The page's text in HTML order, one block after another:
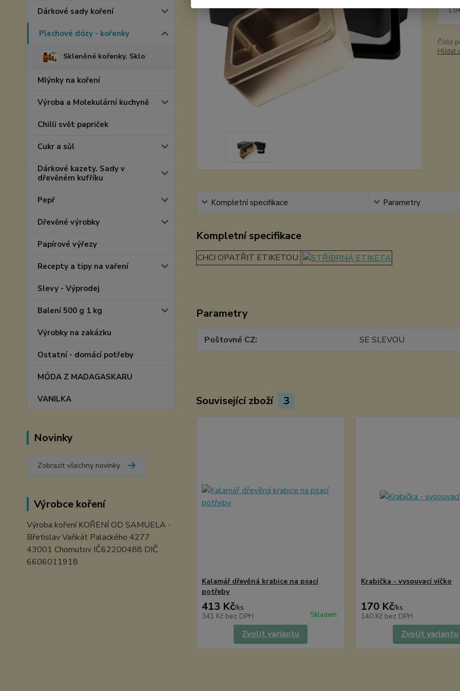
Dárkové sady koření
Plechové dózy - kořenky
Skleněné kořenky. Sklo
Mlýnky na koření
Výroba a Molekulární kuchyně
Chilli svět papriček
Cukr a sůl
Dárkové kazety. Sady v
dřevěném kufříku
Pepř
Dřevěné výrobky
Papírové výřezy
Recepty a tipy na vaření
Slevy - Výprodej
Balení 500 g 1 kg
Výrobky na zakázku
Ostatní - domácí potřeby
MÓDA Z MADAGASKARU
VANILKA
Novinky
Zobrazit všechny novinky
Výrobce koření
Výroba koření KOŘENÍ OD SAMUELA -
Břetislav Vaňkát Palackého 4277
43001 Chomutov IČ62200488 DIČ
6606011918
1
Číslo
Hlídat
Kompletní specifikace Parametry
Kompletní specifikace
CHCI OPATŘIT ETIKETOU:
Parametry
Poštovné CZ SE SLEVOU
Související zboží 3
Kalamář dřevěná krabice na psací
potřeby
413 Kč/ks
341 Kč bez DPH Skladem
Zvolit variantu
Krabička - vysouvací víčko
170 Kč/ks
140 Kč bez DPH
Zvolit variantu